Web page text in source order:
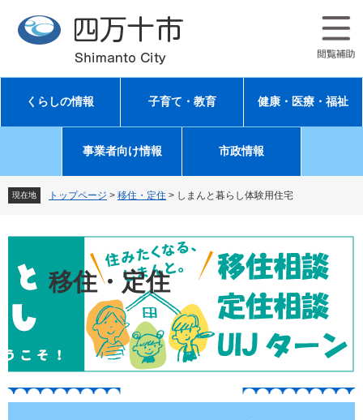
先
す
を
し
文
くらしの情報 子育て・教育 健康・医療・福祉
事業者向け情報 市政情報
現在地 トップページ > 移住・定住 > しまんと暮らし体験用住宅
移住・定住